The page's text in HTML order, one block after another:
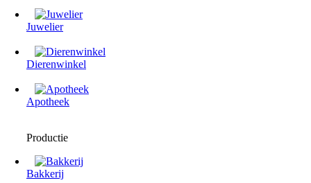
Juwelier
Dierenwinkel
Apotheek
Productie
Bakkerij